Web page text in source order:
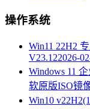
操作系统
Win11 22H2
V23.122026-
Windows 11
软原版ISO镜
Win10